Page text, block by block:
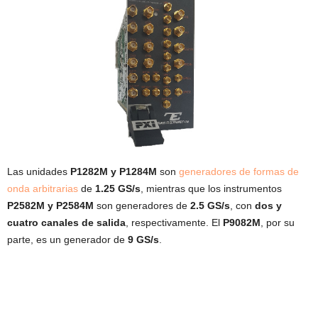
Las unidades P1282M y P1284M son generadores de formas de
onda arbitrarias de 1.25 GS/s, mientras que los instrumentos
P2582M y P2584M son generadores de 2.5 GS/s, con dos y
cuatro canales de salida, respectivamente. El P9082M, por su
parte, es un generador de 9 GS/s.